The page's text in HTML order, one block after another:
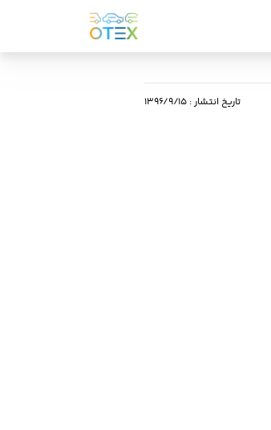
تاریخ انتشار: ۱۳۹۶/۹/۱۵